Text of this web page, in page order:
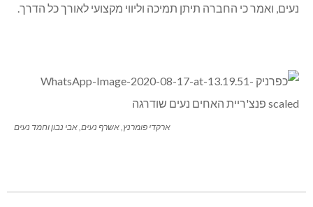
נעים, ואמר כי החברה תיתן תמיכה וליווי מקצועי לאורך כל הדרך.
ארקדי פומרנץ, אשרף נעים, אבי נבון וחמד נעים